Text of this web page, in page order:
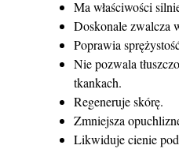
Ma właściwości
Doskonale zwalcza
Poprawia
Nie pozwala
tkankach.
Regeneruje skórę.
Zmniejsza
Likwiduje cienie